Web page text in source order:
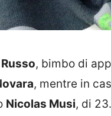
, bimbo di
, mentre in
Nicolas Musi, di